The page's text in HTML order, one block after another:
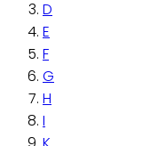
D
E
F
G
H
I